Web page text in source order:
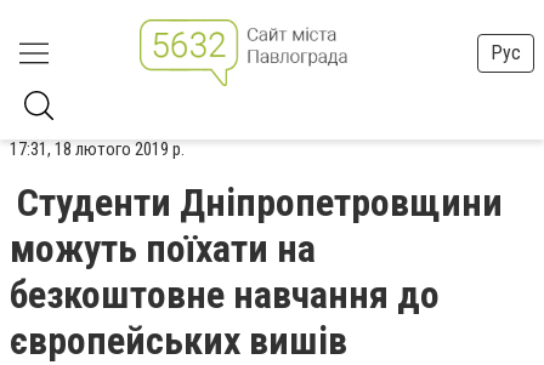
Рус
17:31, 18 лютого 2019 р.
Студенти Дніпропетровщини
можуть поїхати на
безкоштовне навчання до
європейських вишів